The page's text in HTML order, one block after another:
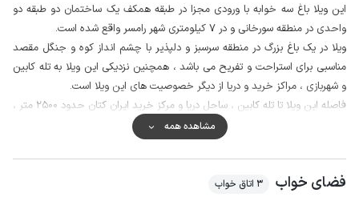
این ویلا باغ سه خوابه با ورودی مجزا در طبقه همکف یک ساختمان دو طبقه دو
واحدی در منطقه سورخانی و در 7 کیلومتری شهر رامسر واقع شده است.
ویلا در یک باغ بزرگ در منطقه سرسبز و دلپذیر با چشم انداز کوه و جنگل مقصد
مناسبی برای استراحت و تفریح می باشد ، همچنین نزدیکی این ویلا به تله کابین
و شهربازی ، مراکز خرید و دریا از دیگر خصوصیت های این ویلا است.
فاصله این ویلا تا تله کابین ، ساحل دریا و مرکز خرید ایران کتان حدود 2500 متر ،
زیبای دالیخانی حدود 40 کیلومتر می باشد.
همچنین با دو دقیقه پیاده روی می توانید به سوپرمارکت و نانوایی دسترسی پیدا
مشاهده همه
فضای خواب 3 اتاق خواب